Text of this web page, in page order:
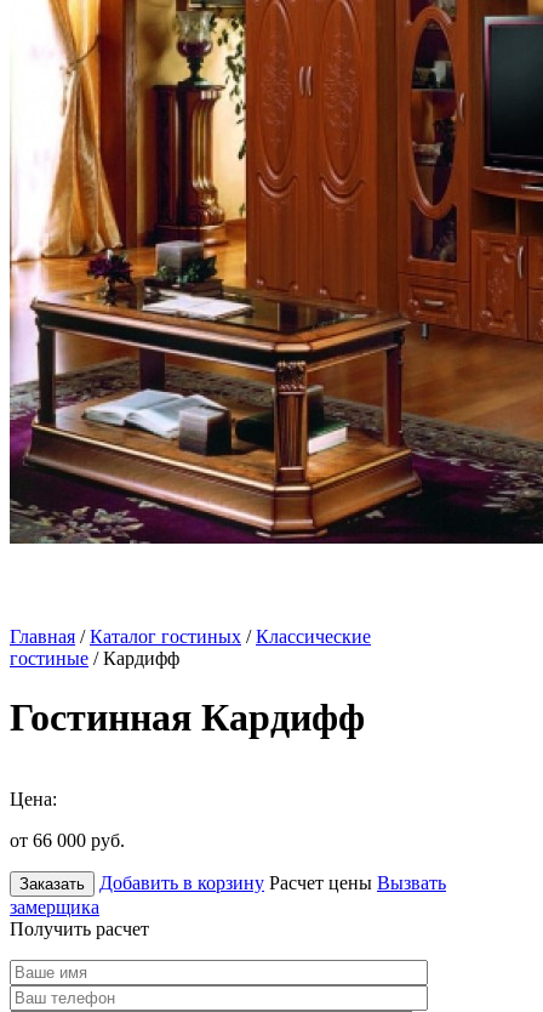
Главная /Каталог гостиных /Классические
гостиные / Кардифф
Гостинная Кардифф
Цена:
от 66 000 руб.
Заказать Добавить в корзину Расчет цены Вызвать
замерщика
Получить расчет